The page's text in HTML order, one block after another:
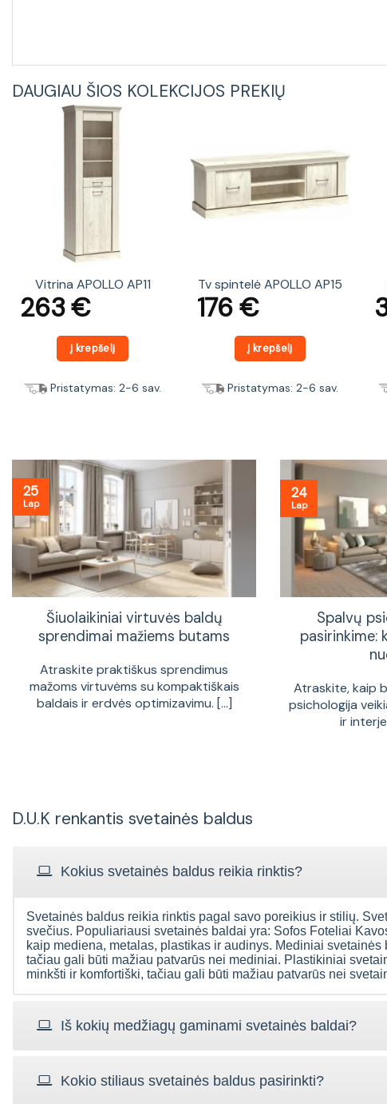
DAUGIAU ŠIOS KOLEKCIJOS PREKIŲ
Vitrina APOLLO AP11
263€
Į krepšelį
Pristatymas: 2-6 sav.
Tv spintelė APOLLO AP15
176€
Į krepšelį
Pristatymas: 2-6 sav.
Šiuolaikiniai virtuvės baldų
sprendimai mažiems butams
Atraskite praktiškus sprendimus
mažoms virtuvėms su kompaktiškais
baldais ir erdvės optimizavimu. [...]
25
Lap
Spalvų
pasirinkime:
Atraskite, kaip
psichologija
ir
24
Lap
D.U.K renkantis svetainės baldus
Kokius svetainės baldus reikia rinktis?
Svetainės baldus reikia rinktis pagal savo poreikius ir stilių.
svečius. Populiariausi svetainės baldai yra: Sofos Foteliai
kaip mediena, metalas, plastikas ir audinys. Mediniai
tačiau gali būti mažiau patvarūs nei mediniai. Plastikiniai
minkšti ir komfortiški, tačiau gali būti mažiau patvarūs nei
Iš kokių medžiagų gaminami svetainės baldai?
Kokio stiliaus svetainės baldus pasirinkti?